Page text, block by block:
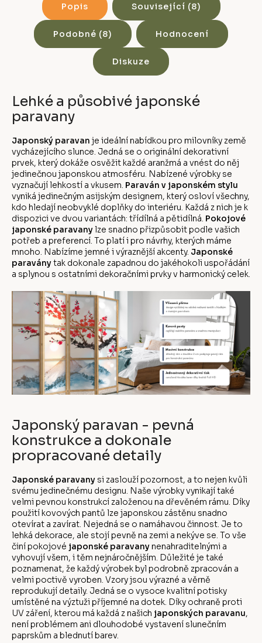
Popis Související (8)
Podobné (8) Hodnocení
Diskuze
Lehké a působivé japonské
paravany
Japonský paravan je ideální nabídkou pro milovníky země
vycházejícího slunce. Jedná se o originální dekorativní
prvek, který dokáže osvěžit každé aranžmá a vnést do něj
jedinečnou japonskou atmosféru. Nabízené výrobky se
vyznačují lehkostí a vkusem. Paraván v japonském stylu
vyniká jedinečným asijským designem, který osloví všechny,
kdo hledají neobvyklé doplňky do interiéru. Každá z nich je k
dispozici ve dvou variantách: třídílná a pětidílná. Pokojové
japonské paravanylze snadno přizpůsobit podle vašich
potřeb a preferencí. To platí i pro návrhy, kterých máme
mnoho. Nabízíme jemné i výraznější akcenty. Japonské
paraványtak dokonale zapadnou do jakéhokoli uspořádání
a splynou s ostatními dekoračními prvky v harmonický celek.
Japonský paravan - pevná
konstrukce a dokonale
propracované detaily
Japonské paravany si zaslouží pozornost, a to nejen kvůli
svému jedinečnému designu. Naše výrobky vynikají také
velmi pevnou konstrukcí založenou na dřevěném rámu. Díky
použití kovových pantů lze japonskou zástěnu snadno
otevírat a zavírat. Nejedná se o namáhavou činnost. Je to
lehká dekorace, ale stojí pevně na zemi a nekýve se. To vše
činí pokojové japonské paravanynenahraditelnými a
vyhovují všem, i těm nejnáročnějším. Důležité je také
poznamenat, že každý výrobek byl podrobně zpracován a
velmi poctivě vyroben. Vzory jsou výrazné a věrně
reprodukují detaily. Jedná se o vysoce kvalitní potisky
umístěné na výztuži příjemné na dotek. Díky ochraně proti
UV záření, kterou má každá z našich japonských paravanu,
není problémem ani dlouhodobé vystavení slunečním
paprskům a blednutí barev.